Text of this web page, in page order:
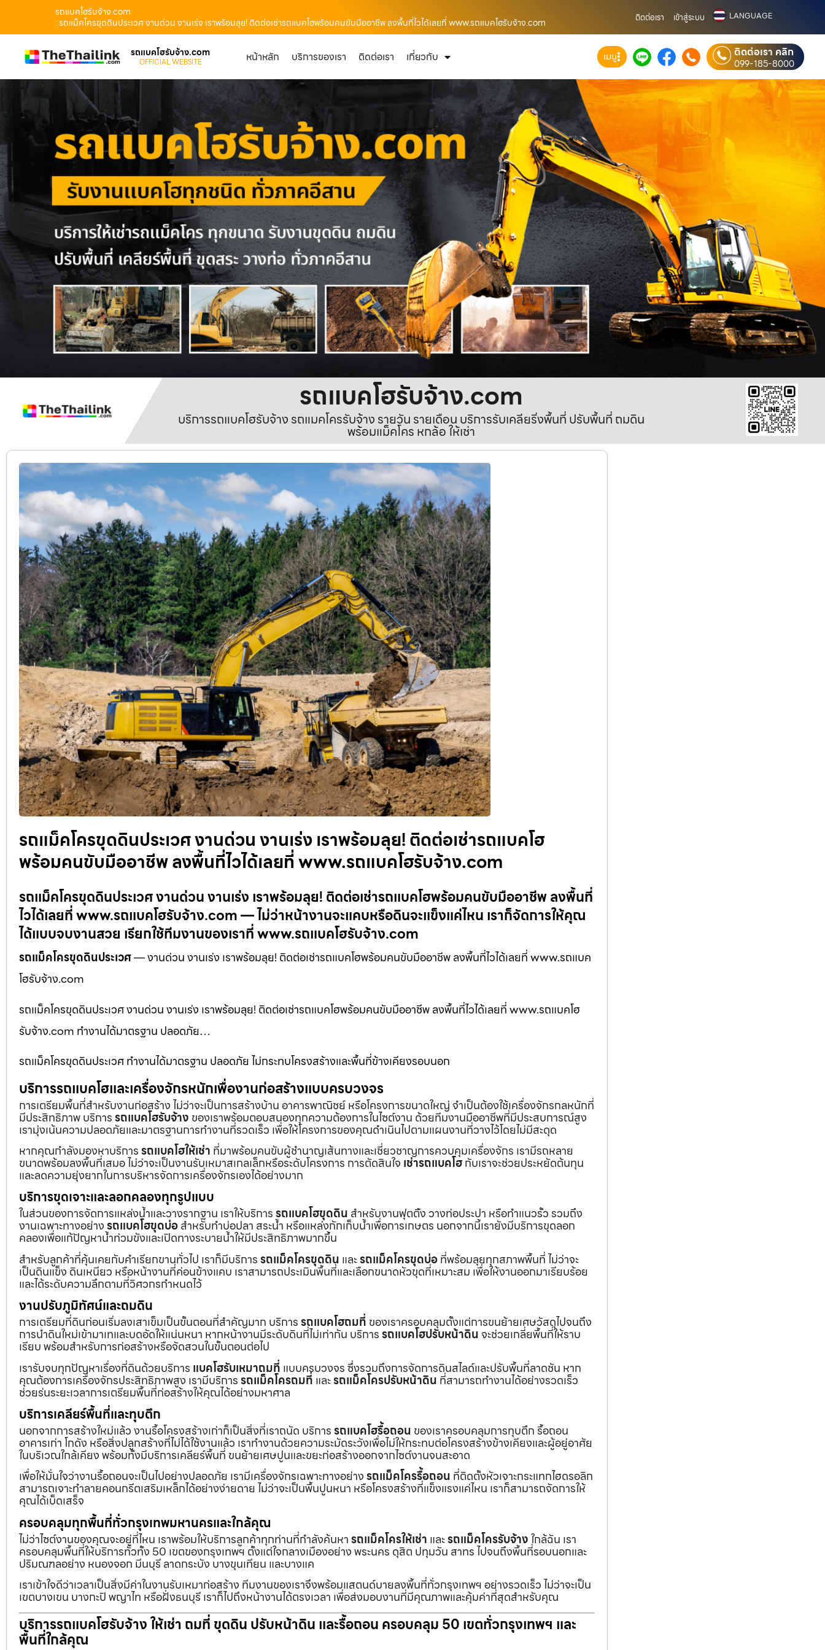
รถแบคโฮรับจ้าง.com
: รถแม็คโครขุดดินประเวศ งานด่วน งานเร่ง เราพร้อมลุย! ติดต่อเช่ารถแบคโฮพร้อมคนขับมืออาชีพ ลงพื้นที่ไวได้เลยที่ www.รถแบคโฮรับจ้าง.com
ติดต่อเรา เข้าสู่ระบบ LANGUAGE
รถแบคโฮรับจ้าง.com
OFFICIAL WEBSITE หน้าหลัก บริการของเรา ติดต่อเรา เกี่ยวกับ เมนู ติดต่อเรา คลิก
099-185-8000
รถแบคโฮรับจ้าง.com
บริการรถแบคโฮรับจ้าง รถแมคโครรับจ้าง รายวัน รายเดือน บริการรับเคลียริ่งพื้นที่ ปรับพื้นที่ ถมดิน
พร้อมแม็คโคร หกล้อ ให้เช่า
รถแม็คโครขุดดินประเวศ งานด่วน งานเร่ง เราพร้อมลุย! ติดต่อเช่ารถแบคโฮ
พร้อมคนขับมืออาชีพ ลงพื้นที่ไวได้เลยที่ www.รถแบคโฮรับจ้าง.com
รถแม็คโครขุดดินประเวศ งานด่วน งานเร่ง เราพร้อมลุย! ติดต่อเช่ารถแบคโฮพร้อมคนขับมืออาชีพ ลงพื้นที่
ไวได้เลยที่ www.รถแบคโฮรับจ้าง.com — ไม่ว่าหน้างานจะแคบหรือดินจะแข็งแค่ไหน เราก็จัดการให้คุณ
ได้แบบจบงานสวย เรียกใช้ทีมงานของเราที่ www.รถแบคโฮรับจ้าง.com
รถแม็คโครขุดดินประเวศ— งานด่วน งานเร่ง เราพร้อมลุย! ติดต่อเช่ารถแบคโฮพร้อมคนขับมืออาชีพ ลงพื้นที่ไวได้เลยที่ www.รถแบค
โฮรับจ้าง.com
รถแม็คโครขุดดินประเวศ งานด่วน งานเร่ง เราพร้อมลุย! ติดต่อเช่ารถแบคโฮพร้อมคนขับมืออาชีพ ลงพื้นที่ไวได้เลยที่ www.รถแบคโฮ
รับจ้าง.com ทำงานได้มาตรฐาน ปลอดภัย…
รถแม็คโครขุดดินประเวศ ทำงานได้มาตรฐาน ปลอดภัย ไม่กระทบโครงสร้างและพื้นที่ข้างเคียงรอบนอก
บริการรถแบคโฮและเครื่องจักรหนักเพื่องานก่อสร้างแบบครบวงจร
การเตรียมพื้นที่สำหรับงานก่อสร้าง ไม่ว่าจะเป็นการสร้างบ้าน อาคารพาณิชย์ หรือโครงการขนาดใหญ่ จำเป็นต้องใช้เครื่องจักรกลหนักที่
มีประสิทธิภาพ บริการรถแบคโฮรับจ้าง ของเราพร้อมตอบสนองทุกความต้องการในไซต์งาน ด้วยทีมงานมืออาชีพที่มีประสบการณ์สูง
เรามุ่งเน้นความปลอดภัยและมาตรฐานการทำงานที่รวดเร็ว เพื่อให้โครงการของคุณดำเนินไปตามแผนงานที่วางไว้โดยไม่มีสะดุด
หากคุณกำลังมองหาบริการรถแบคโฮให้เช่า ที่มาพร้อมคนขับผู้ชำนาญเส้นทางและเชี่ยวชาญการควบคุมเครื่องจักร เรามีรถหลาย
ขนาดพร้อมลงพื้นที่เสมอ ไม่ว่าจะเป็นงานรับเหมาสเกลเล็กหรือระดับโครงการ การตัดสินใจ เช่ารถแบคโฮกับเราจะช่วยประหยัดต้นทุน
และลดความยุ่งยากในการบริหารจัดการเครื่องจักรเองได้อย่างมาก
บริการขุดเจาะและลอกคลองทุกรูปแบบ
ในส่วนของการจัดการแหล่งน้ำและวางรากฐาน เราให้บริการรถแบคโฮขุดดิน สำหรับงานฟุตติ้ง วางท่อประปา หรือทำแนวรั้ว รวมถึง
งานเฉพาะทางอย่างรถแบคโฮขุดบ่อสำหรับทำบ่อปลา สระน้ำ หรือแหล่งกักเก็บน้ำเพื่อการเกษตร นอกจากนี้เรายังมีบริการขุดลอก
คลองเพื่อแก้ปัญหาน้ำท่วมขังและเปิดทางระบายน้ำให้มีประสิทธิภาพมากขึ้น
สำหรับลูกค้าที่คุ้นเคยกับคำเรียกขานทั่วไป เราก็มีบริการรถแม็คโครขุดดิน และรถแม็คโครขุดบ่อที่พร้อมลุยทุกสภาพพื้นที่ ไม่ว่าจะ
เป็นดินแข็ง ดินเหนียว หรือหน้างานที่ค่อนข้างแคบ เราสามารถประเมินพื้นที่และเลือกขนาดหัวขุดที่เหมาะสม เพื่อให้งานออกมาเรียบร้อย
และได้ระดับความลึกตามที่วิศวกรกำหนดไว้
งานปรับภูมิทัศน์และถมดิน
การเตรียมที่ดินก่อนเริ่มลงเสาเข็มเป็นขั้นตอนที่สำคัญมาก บริการรถแบคโฮถมที่ ของเราครอบคลุมตั้งแต่การขนย้ายเศษวัสดุไปจนถึง
การนำดินใหม่เข้ามาเทและบดอัดให้แน่นหนา หากหน้างานมีระดับดินที่ไม่เท่ากัน บริการรถแบคโฮปรับหน้าดินจะช่วยเกลี่ยพื้นที่ให้ราบ
เรียบ พร้อมสำหรับการก่อสร้างหรือจัดสวนในขั้นตอนต่อไป
เรารับจบทุกปัญหาเรื่องที่ดินด้วยบริการ แบคโฮรับเหมาถมที่ แบบครบวงจร ซึ่งรวมถึงการจัดการดินสไลด์และปรับพื้นที่ลาดชัน หาก
คุณต้องการเครื่องจักรประสิทธิภาพสูง เรามีบริการรถแม็คโครถมที่ และรถแม็คโครปรับหน้าดิน ที่สามารถทำงานได้อย่างรวดเร็ว
ช่วยร่นระยะเวลาการเตรียมพื้นที่ก่อสร้างให้คุณได้อย่างมหาศาล
บริการเคลียร์พื้นที่และทุบตึก
นอกจากการสร้างใหม่แล้ว งานรื้อโครงสร้างเก่าก็เป็นสิ่งที่เราถนัด บริการรถแบคโฮรื้อถอน ของเราครอบคลุมการทุบตึก รื้อถอน
อาคารเก่า โกดัง หรือสิ่งปลูกสร้างที่ไม่ได้ใช้งานแล้ว เราทำงานด้วยความระมัดระวังเพื่อไม่ให้กระทบต่อโครงสร้างข้างเคียงและผู้อยู่อาศัย
ในบริเวณใกล้เคียง พร้อมทั้งมีบริการเคลียร์พื้นที่ ขนย้ายเศษปูนและขยะก่อสร้างออกจากไซต์งานจนสะอาด
เพื่อให้มั่นใจว่างานรื้อถอนจะเป็นไปอย่างปลอดภัย เรามีเครื่องจักรเฉพาะทางอย่างรถแม็คโครรื้อถอน ที่ติดตั้งหัวเจาะกระแทกไฮดรอลิก
สามารถเจาะทำลายคอนกรีตเสริมเหล็กได้อย่างง่ายดาย ไม่ว่าจะเป็นพื้นปูนหนา หรือโครงสร้างที่แข็งแรงแค่ไหน เราก็สามารถจัดการให้
คุณได้เบ็ดเสร็จ
ครอบคลุมทุกพื้นที่ทั่วกรุงเทพมหานครและใกล้คุณ
ไม่ว่าไซต์งานของคุณจะอยู่ที่ไหน เราพร้อมให้บริการลูกค้าทุกท่านที่กำลังค้นหารถแม็คโครให้เช่า และรถแม็คโครรับจ้างใกล้ฉัน เรา
ครอบคลุมพื้นที่ให้บริการทั่วทั้ง 50 เขตของกรุงเทพฯ ตั้งแต่ใจกลางเมืองอย่าง พระนคร ดุสิต ปทุมวัน สาทร ไปจนถึงพื้นที่รอบนอกและ
ปริมณฑลอย่าง หนองจอก มีนบุรี ลาดกระบัง บางขุนเทียน และบางแค
เราเข้าใจดีว่าเวลาเป็นสิ่งมีค่าในงานรับเหมาก่อสร้าง ทีมงานของเราจึงพร้อมแสตนด์บายลงพื้นที่ทั่วกรุงเทพฯ อย่างรวดเร็ว ไม่ว่าจะเป็น
เขตบางเขน บางกะปิ พญาไท หรือฝั่งธนบุรี เราก็ไปถึงหน้างานได้ตรงเวลา เพื่อส่งมอบงานที่มีคุณภาพและคุ้มค่าที่สุดสำหรับคุณ
บริการรถแบคโฮรับจ้าง ให้เช่า ถมที่ ขุดดิน ปรับหน้าดิน และรื้อถอน ครอบคลุม 50 เขตทั่วกรุงเทพฯ และ
พื้นที่ใกล้คุณ